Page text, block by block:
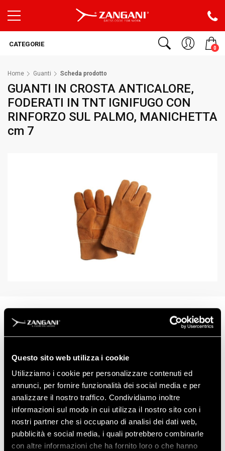
Questo sito web utilizza i cookie
Utilizziamo i cookie per personalizzare contenuti ed
annunci, per fornire funzionalità dei social media e per
analizzare il nostro traffico. Condividiamo inoltre
informazioni sul modo in cui utilizza il nostro sito con i
nostri partner che si occupano di analisi dei dati web,
pubblicità e social media, i quali potrebbero combinarle
con altre informazioni che ha fornito loro o che hanno
0
CATEGORIE
Home Guanti Scheda prodotto
GUANTI IN CROSTA ANTICALORE,
FODERATI IN TNT IGNIFUGO CON
RINFORZO SUL PALMO, MANICHETTA
cm 7
TAGLIE 10